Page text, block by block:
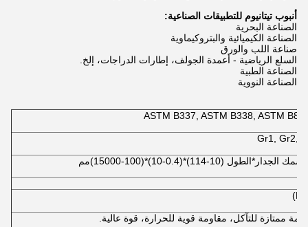
أنبوب تيتانيوم للتطبيقات الصناعية:
الصناعة البحرية
الصناعة الكيميائية والبتروكيماوية
صناعة اللب والورق
السلع الرياضية - أعمدة الجولف، إطارات الدراجات، إلخ.
الصناعة الطبية
الصناعة النووية
ASTM B337, ASTM B338, ASTM
Gr1, Gr2,
(10-114)*(0.4-10)*(100-15000)مم
ممتازة للتآكل، مقاومة قوية للحرارة، قوة عالية.